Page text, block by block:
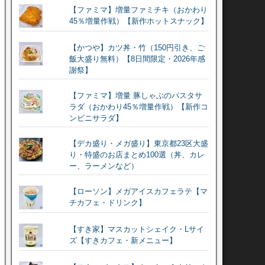
【ファミマ】増量ファミチキ（おかわり
45％増量作戦）【新作ホットスナック】
【かつや】カツ丼・竹（150円引き、ご
飯大盛り無料）【8日間限定・2026年感
謝祭】
【ファミマ】増量 豚しゃぶのパスタサ
ラダ（おかわり45％増量作戦）【新作コ
ンビニサラダ】
【デカ盛り・メガ盛り】東京都23区大盛
り・特盛のお店まとめ100選（丼、カレ
ー、ラーメンなど）
【ローソン】メガアイスカフェラテ【マ
チカフェ・ドリンク】
【すき家】マスカットシェイク・Lサイ
ズ【すきカフェ・新メニュー】